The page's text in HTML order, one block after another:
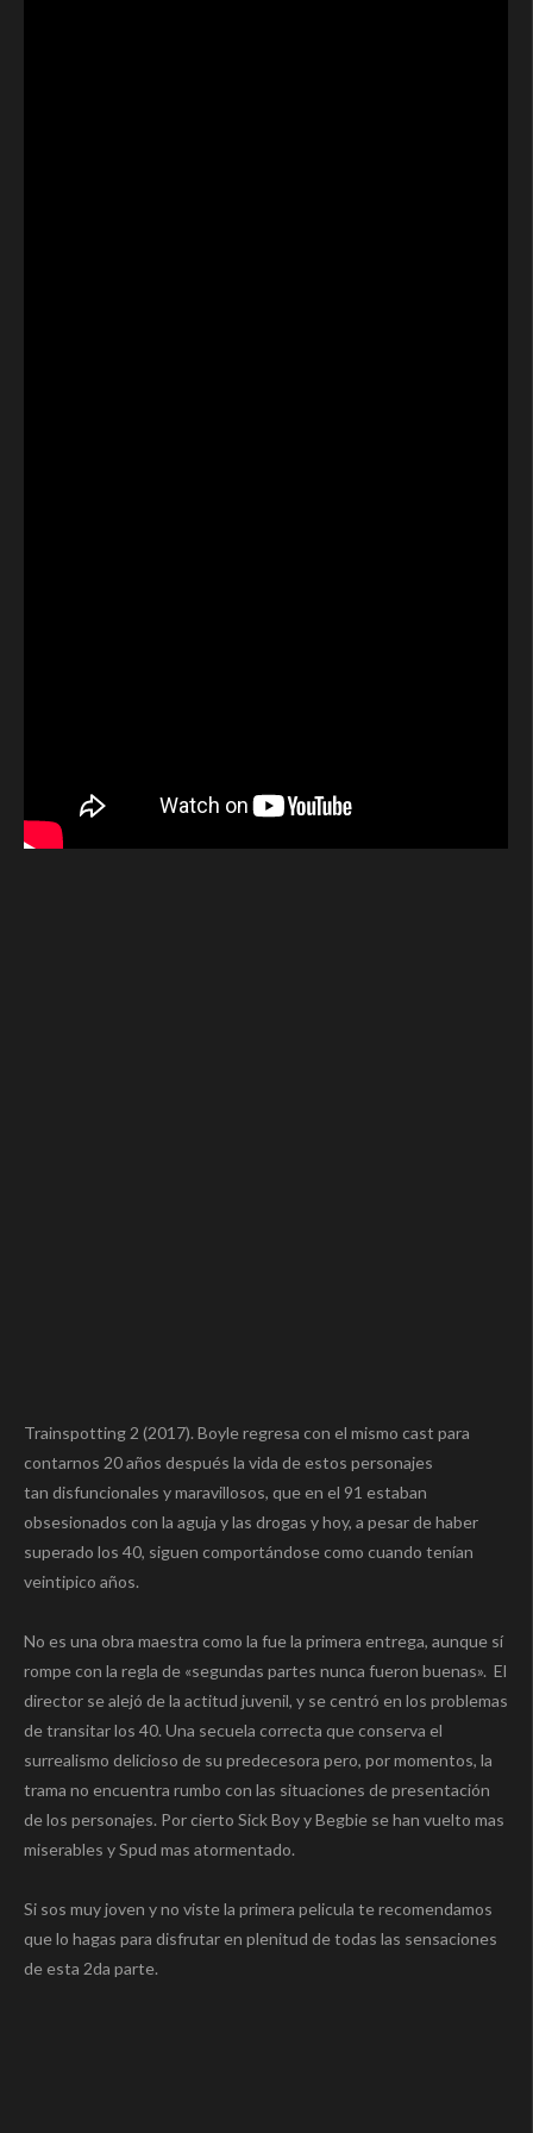
Trainspotting 2 (2017). Boyle regresa con el mismo cast para
contarnos 20 años después la vida de estos personajes
tan disfuncionales y maravillosos, que en el 91 estaban
obsesionados con la aguja y las drogas y hoy, a pesar de haber
superado los 40, siguen comportándose como cuando tenían
veintipico años.
No es una obra maestra como la fue la primera entrega, aunque sí
rompe con la regla de «segundas partes nunca fueron buenas». El
director se alejó de la actitud juvenil, y se centró en los problemas
de transitar los 40. Una secuela correcta que conserva el
surrealismo delicioso de su predecesora pero, por momentos, la
trama no encuentra rumbo con las situaciones de presentación
de los personajes. Por cierto Sick Boy y Begbie se han vuelto mas
miserables y Spud mas atormentado.
Si sos muy joven y no viste la primera pelicula te recomendamos
que lo hagas para disfrutar en plenitud de todas las sensaciones
de esta 2da parte.